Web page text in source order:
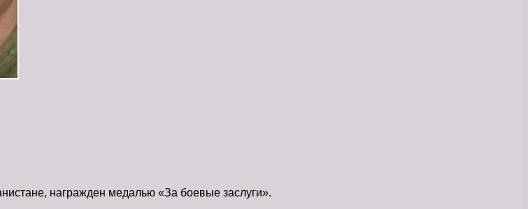
награжден медалью «За боевые заслуги».